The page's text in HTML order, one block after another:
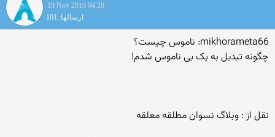
19 Nov 2010 04:28
ارسالها: 101
mikhorameta66: ناموس چیست؟
چگونه تبدیل به یک بی ناموس شدم!
نقل از : وبلاگ نسوان مطلقه معلقه